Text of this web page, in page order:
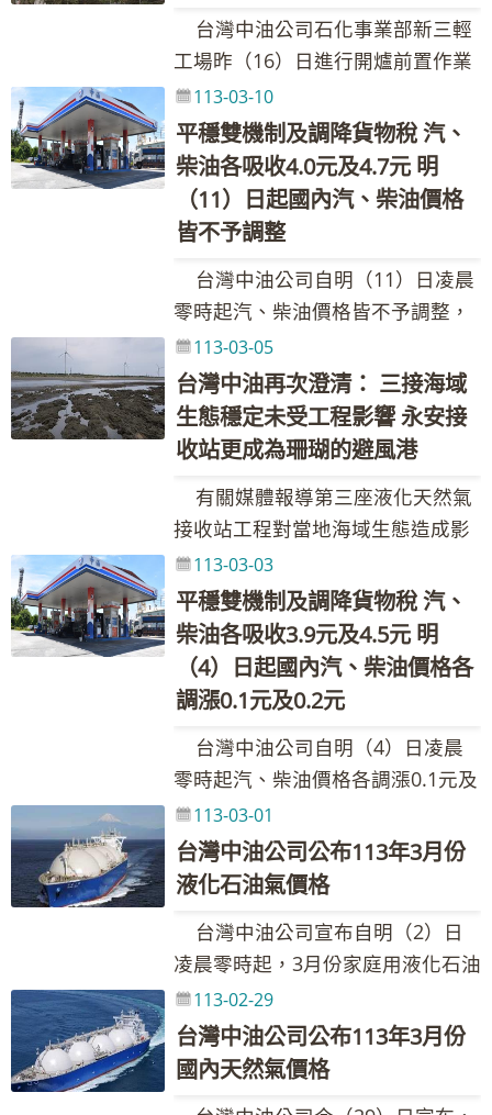
格低於亞洲鄰近國家(日、韓、港、
星)，汽、柴油各吸收2.2元及3.6
元，吸收後95無鉛汽油超出30元，
啟動油價平穩措施，第一階段吸收
25%調幅四捨五入，汽、柴油每公
升各吸收0.4元。雙重平穩機制啟
動，汽、柴油共各吸收2.6元及4.0
元，國內汽、柴油實際每公升價格
各調降0.2元。吸收金額如下表：
吸收金額／每公升 政府調降貨物稅
維持亞鄰國家最低價 平穩措施 合計
汽油 2.2 2.2 0.4 4.8 柴油 1.6 3.6
0.4 5.6 本週依油價公式及政府調降
貨物稅(汽、柴油每公升各共2元及
1.5元)調整國內油價，並持續以亞
洲國家最低價及平穩措施運作，協
助穩定國內油價，汽、柴油各需調
整之2.6元及4.0元均由台灣中油吸
收，113年累計至2月底止，台灣中
油共吸收約28.52億元。調價後各式
油品參考零售價格調幅及調整金額
如附表，實際零售價格以各營業點
公告為準。(台灣中油與亞鄰各國油
價比較表，請參考全球資訊網
https://www.cpc.com.tw之產品與
服務--亞鄰各國比較表) 台灣中油股
份有限公司 發言人：林珂如執行長
聯絡電話：02-87258125、0921-
205311@cpc.com.tw 新聞聯絡
人：黃如妤組長 聯絡電話：02-
87258548、0932-205-375 Email：
089222@cpc.com.tw 其他相關業
務詢問請洽本公司1912客服專線
製工場與設備、電力與蒸氣等公用
設備，以及完善的汽、柴油成品自
動化灌裝設施，透過此次參訪，讓
史國代表團更了解我國能源相關業
務運作狀況。 在參訪過程中，李
董事長特別與史國訪問團分享台灣
中油的淨零轉型策略，李董事長表
國際趨勢及政府能源政策，有責無
旁貸的使命，擬定「優油、減碳、
潔能」三大轉型策略，以研發帶動
轉型，朝淨零目標前進，同時也希
望透過參訪與分享，促使台史兩國
進一步合作，為全球減碳共盡一份
心力。 李董事長致贈戴羅素總理
「手工出磺坑鑽油井」模型作為紀
念，出磺坑礦場具有百年歷史，這
表意象，同時也象徵台灣與史國間
歷久彌新的合作歷程，期許兩國未
來在能源與經濟領域拓展合作範
圍，達成互惠共榮之目標。 台灣
中油股份有限公司 發言人：林珂如
執行長 聯絡電話：02-87258125、
0921-855-697 Email：
205311@cpc.com.tw 新聞聯絡
人：黃如妤組長 聯絡電話：02-
87258548、0932-205-375 Email：
089222@cpc.com.tw 其他相關業
務詢問請洽本公司1912客服專線
本週因雙重平穩機制啟動，汽、柴
油各吸收1.7元及3.0元。 台灣中
油表示，受俄烏戰爭情勢轉趨緊
繃、石油輸出國組織及夥伴國
(OPEC+)繼續維持減產保價策略等
因素影響，導致國際油價上漲。浮
動油價調整原則之調價指標7D3B週
匯率升值0.054元，國內油價依公式
計算漲幅為0.06%。按浮動油價機
制調整原則，汽、柴油應調價格與
本週參考零售價格相比，汽、柴油
應各調漲1.9元及3.1元，惟為維持
價格低於亞洲鄰近國家(日、韓、
港、星)，汽、柴油各吸收1.3元及
2.6元，吸收後95無鉛汽油超出30
元，啟動油價平穩措施，第一階段
吸收25%調幅四捨五入，汽、柴油
每公升各吸收0.4元。雙重平穩機制
啟動，汽、柴油共各吸收1.7元及
3.0元，國內汽、柴油實際每公升價
格各調漲0.2元及0.1元。吸收金額
如下表： 吸收金額／每公升 政府調
降貨物稅 維持亞鄰國家最低價 平穩
措施 合計 汽油 2.2 1.3 0.4 3.9 柴油
及政府調降貨物稅(汽、柴油每公升
各共2元及1.5元)調整國內油價，並
持續以亞洲國家最低價及平穩措施
運作，協助穩定國內油價，汽、柴
油各需調整之1.7元及3.0元均由台
灣中油吸收，113年累計至2月底
止，台灣中油共吸收約28.52億元。
調價後各式油品參考零售價格調幅
台灣中油公司石化事業部新三輕
工場昨（16）日進行開爐前置作業
時，因乙烯成品冷凍器（E-1385）
法蘭洩漏造成火警，轄區人員即時
發現立即依標準作業程序進行應變
措施並報警請消防隊支援，目前火
勢已熄滅，現場仍持續警戒中。台
灣中油對於造成居民的不便深感抱
歉，後續將從事故根本原因分析調
查，強化製程管理及設備可靠度，
並檢討工作標準作業程序及加強人
員操作訓練。後續新三輕工場會在
確認安全無虞的前提之下，再進料
開爐，確保工廠安全及下游廠商順
工場原訂3月18日進料開爐，正進
行開爐前準備程序，昨(16)日晚間
工作人員巡查時發現乙烯成品冷凍
器起火，立即依標準作業程序進行
應變措施，現場一名保冷廠商輕
傷，自行前往醫院檢查已無大礙，
敷藥後已離院，廠內員工及高雄市
57分火勢已熄滅，現場仍持續警戒
中以確保安全，工作人員並加強現
場巡視，持續監控可燃氣體濃度。
有關石化產品供應部分，台灣中油
表示目前石化事業部四輕工場全量
生產供應，僅能供應1/3的乙烯合約
量，石化下游工廠生產略受影響，
有部分廠商可開工，部分需停工。
應，下游廠家比較不受影響，可以
用最低開工率運轉。 台灣中油
平穩雙機制及調降貨物稅 汽、
柴油各吸收4.0元及4.7元 明
（11）日起國內汽、柴油價格
皆不予調整
113-03-10
台灣中油公司自明（11）日凌晨
零時起汽、柴油價格皆不予調整，
參考零售價格分別為92無鉛汽油每
公升29.5元、95無鉛汽油每公升
31.0元、98無鉛汽油每公升33.0
元、超級柴油每公升27.1元。本週
吸收1.8元及3.1元。 台灣中油表
示，受石油輸出國組織及夥伴國
(OPEC+)宣布延續自主減產計畫至
第二季及沙烏地阿拉伯調漲4月銷往
亞洲原油官價等因素影響，導致國
際油價上漲。浮動油價調整原則之
調價指標7D3B週均價上漲0.91美
元，國內油價依公式計算漲幅為
0.76%。按浮動油價機制調整原
則，汽、柴油應調價格與本週參考
零售價格相比，汽、柴油應各調漲
1.8元及3.1元，惟為維持價格低於
亞洲鄰近國家(日、韓、港、星)，
汽、柴油各吸收1.4元及2.7元，吸
收後95無鉛汽油超出30元，啟動油
價平穩措施，第一階段吸收25%調
幅四捨五入，汽、柴油每公升各吸
收0.4元。雙重平穩機制啟動，汽、
柴油共各吸收1.8元及3.1元，國內
台灣中油再次澄清： 三接海域
生態穩定未受工程影響 永安接
收站更成為珊瑚的避風港
113-03-05
有關媒體報導第三座液化天然氣
接收站工程對當地海域生態造成影
響，台灣中油表示，自108年三接
施工迄今，均落實環評承諾，並針
對藻礁生態持續進行監測，柴山多
杯孔珊瑚等群株數皆穩定維持，且
會隨季節變動，甚至發現新的群
株，保育候鳥小燕鷗也大量繁殖。
另外，國內第一座液化天然氣接收
站永安接收站建港以來更成為周邊
珊瑚生態發展基地；各項科學調查
證明，三接海域雖有沙來沙往的正
常現象，但整體生態穩定發展並未
台灣中油表示，依據監測數據顯示
108年至112年殼狀珊瑚藻藻種數穩
定維持在21到26種之間，而每季調
查柴山多杯孔珊瑚之活群株數亦在
70到111群株區間變動；小燕鷗部
分，在112年調查發現大量小燕鷗
平穩雙機制及調降貨物稅 汽、
柴油各吸收3.9元及4.5元 明
（4）日起國內汽、柴油價格各
調漲0.1元及0.2元
113-03-03
台灣中油公司自明（4）日凌晨
零時起汽、柴油價格各調漲0.1元及
0.2元，參考零售價格分別為92無鉛
汽油每公升29.5元、95無鉛汽油每
公升31.0元、98無鉛汽油每公升
本週因雙重平穩機制啟動，汽、柴
油各吸收1.7元及2.9元。 台灣中
油表示，國際油價震盪微跌，浮動
油價調整原則之調價指標7D3B週均
價下跌0.66美元，新臺幣兌美元匯
台灣中油公司公布113年3月份
液化石油氣價格
113-03-01
台灣中油公司宣布自明（2）日
凌晨零時起，3月份家庭用液化石油
氣(桶裝瓦斯)、工業用丙烷、丁烷、
混合丙丁烷及車用液化石油氣價格
皆不調整。 台灣中油表示，液化
台灣中油公司公布113年3月份
國內天然氣價格
113-02-29